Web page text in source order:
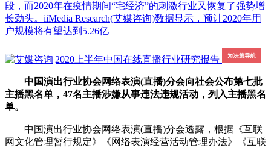
段，而2020年在疫情期间“宅经济”的刺激行业又恢复了强势增
长劲头。iiMedia Research(艾媒咨询)数据显示，预计2020年用
户规模将有望达到5.26亿
中国演出行业协会网络表演(直播)分会向社会公布第七批
主播黑名单，47名主播涉嫌从事违法违规活动，列入主播黑名
单。
中国演出行业协会网络表演(直播)分会透露，根据《互联
网文化管理暂行规定》《网络表演经营活动管理办法》《互联